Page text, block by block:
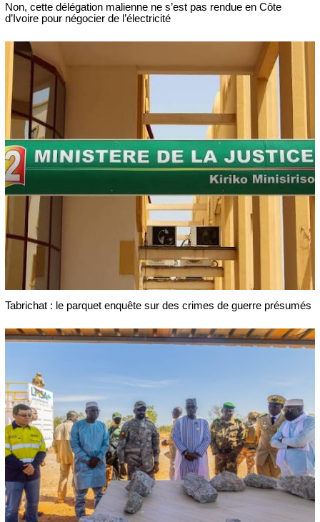
Non, cette délégation malienne ne s’est pas rendue en Côte
d’Ivoire pour négocier de l’électricité
Tabrichat : le parquet enquête sur des crimes de guerre présumés